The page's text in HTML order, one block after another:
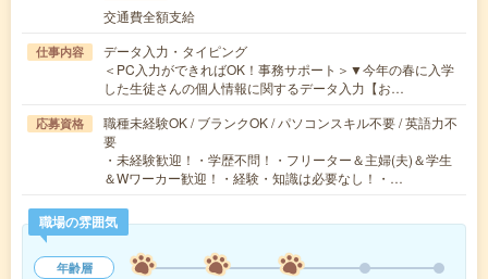
交通費全額支給
仕事内容
データ入力・タイピング
＜PC入力ができればOK！事務サポート＞▼今年の春に入学
した生徒さんの個人情報に関するデータ入力【お…
応募資格
職種未経験OK / ブランクOK / パソコンスキル不要 / 英語力不
要
・未経験歓迎！・学歴不問！・フリーター＆主婦(夫)＆学生
＆Wワーカー歓迎！・経験・知識は必要なし！・…
職場の雰囲気
年齢層